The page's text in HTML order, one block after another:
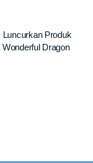
Produk
Dragon